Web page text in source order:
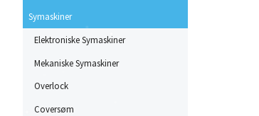
Symaskiner
Elektroniske Symaskiner
Mekaniske Symaskiner
Overlock
Coversøm